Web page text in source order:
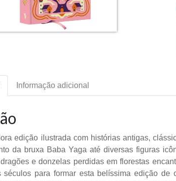
Informação adicional
edição ilustrada com histórias antigas,
da bruxa Baba Yaga até diversas figuras
e donzelas perdidas em florestas
séculos para formar esta belíssima edição